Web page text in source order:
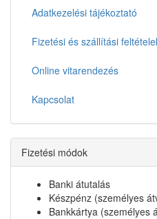
Adatkezelési tájékoztató
Fizetési és szállítási
Online vitarendezés
Kapcsolat
Fizetési módok
Banki átutalás
Készpénz (személyes
Bankkártya (személyes